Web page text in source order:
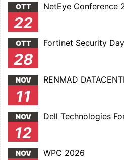
OTT
22
NetEye Conference
OTT
28
Fortinet Security
NOV
11
RENMAD
NOV
12
Dell Technologies
NOV WPC 2026